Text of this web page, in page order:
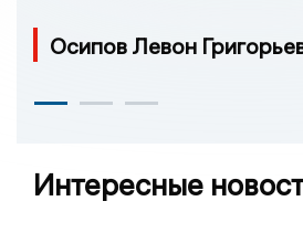
Осипов Левон
Интересные